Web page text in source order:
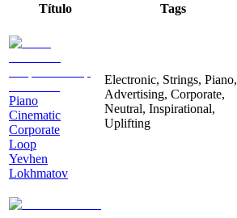
Título Tags
Piano
Cinematic
Corporate
Loop
Yevhen
Lokhmatov
Electronic, Strings, Piano,
Advertising, Corporate,
Neutral, Inspirational,
Uplifting